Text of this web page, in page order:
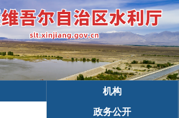
机构
政务公开